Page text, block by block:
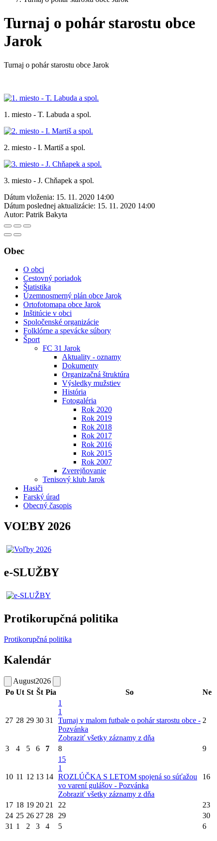
Turnaj o pohár starostu obce
Jarok
Turnaj o pohár starostu obce Jarok
1. miesto - T. Labuda a spol.
2. miesto - I. Martiš a spol.
3. miesto - J. Chňapek a spol.
Dátum vloženia: 15. 11. 2020 14:00
Dátum poslednej aktualizácie: 15. 11. 2020 14:00
Autor: Patrik Bakyta
Obec
O obci
Cestovný poriadok
Štatistika
Územnosmerný plán obce Jarok
Ortofotomapa obce Jarok
Inštitúcie v obci
Spoločenské organizácie
Folklórne a spevácke súbory
Šport
FC 31 Jarok
Aktuality - oznamy
Dokumenty
Organizačná štruktúra
Výsledky mužstiev
História
Fotogaléria
Rok 2020
Rok 2019
Rok 2018
Rok 2017
Rok 2016
Rok 2015
Rok 2007
Zverejňovanie
Tenisový klub Jarok
Hasiči
Farský úrad
Obecný časopis
VOĽBY 2026
e-SLUŽBY
Protikorupčná politika
Protikorupčná politika
Kalendár
August2026
Po Ut St Št Pia So Ne
27 28 29 30 31
1
1
Turnaj v malom futbale o pohár starostu obce -
Pozvánka
Zobraziť všetky záznamy z dňa
2
3 4 5 6 7 8 9
10 11 12 13 14
15
1
ROZLÚČKA S LETOM spojená so súťažou
vo varení gulášov - Pozvánka
Zobraziť všetky záznamy z dňa
16
17 18 19 20 21 22
23
24 25 26 27 28 29
30
31 1 2 3 4 5 6